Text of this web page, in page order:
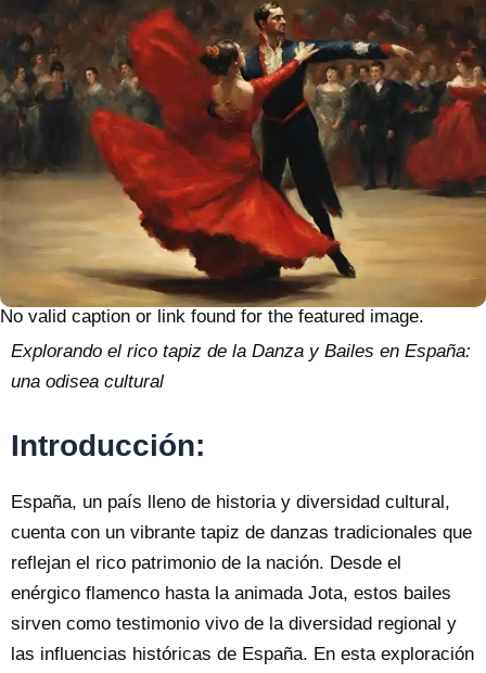
No valid caption or link found for the featured image.
Explorando el rico tapiz de la Danza y Bailes en España:
una odisea cultural
Introducción:
España, un país lleno de historia y diversidad cultural,
cuenta con un vibrante tapiz de danzas tradicionales que
reflejan el rico patrimonio de la nación. Desde el
enérgico flamenco hasta la animada Jota, estos bailes
sirven como testimonio vivo de la diversidad regional y
las influencias históricas de España. En esta exploración